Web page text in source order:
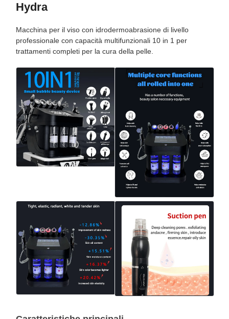
Hydra
Macchina per il viso con idrodermoabrasione di livello
professionale con capacità multifunzionali 10 in 1 per
trattamenti completi per la cura della pelle.